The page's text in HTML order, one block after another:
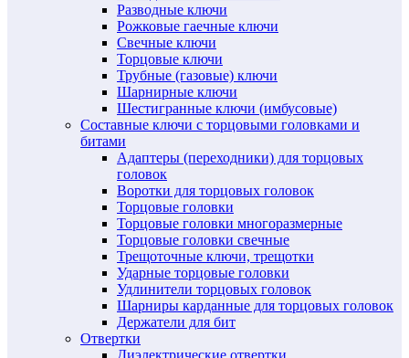
Разводные ключи
Рожковые гаечные ключи
Свечные ключи
Торцовые ключи
Трубные (газовые) ключи
Шарнирные ключи
Шестигранные ключи (имбусовые)
Составные ключи с торцовыми головками и
битами
Адаптеры (переходники) для торцовых
головок
Воротки для торцовых головок
Торцовые головки
Торцовые головки многоразмерные
Торцовые головки свечные
Трещоточные ключи, трещотки
Ударные торцовые головки
Удлинители торцовых головок
Шарниры карданные для торцовых головок
Держатели для бит
Отвертки
Диэлектрические отвертки